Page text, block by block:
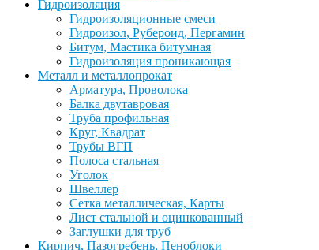
Гидроизоляция
Гидроизоляционные смеси
Гидроизол, Рубероид, Пергамин
Битум, Мастика битумная
Гидроизоляция проникающая
Металл и металлопрокат
Арматура, Проволока
Балка двутавровая
Труба профильная
Круг, Квадрат
Трубы ВГП
Полоса стальная
Уголок
Швеллер
Сетка металлическая, Карты
Лист стальной и оцинкованный
Заглушки для труб
Кирпич, Пазогребень, Пеноблоки